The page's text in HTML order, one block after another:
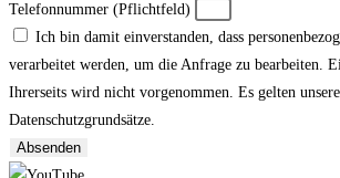
Telefonnummer (Pflichtfeld)
Ich bin damit einverstanden, dass
verarbeitet werden, um die Anfrage zu bearbeiten.
Ihrerseits wird nicht vorgenommen. Es gelten
Datenschutzgrundsätze.
Absenden